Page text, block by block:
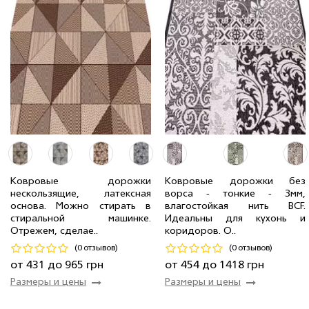
Ковровые дорожки
нескользящие, латексная
основа. Можно стирать в
стиральной машинке.
Отрежем, сделае..
(0 отзывов)
от 431 до 965 грн
Размеры и цены
1.00 м 7 мп 643 грн/мп
1.50 м 6 мп 965 грн/мп
0.80 м 514 грн/мп
1.20 м 5 мп
772 грн/мп
0.67 м
14 мп 431 грн/мп
Код 21455
Купить
Ковровые дорожки без
ворса - тонкие - 3мм,
влагостойкая нить BCF.
Идеальны для кухонь и
коридоров. О..
(0 отзывов)
от 454 до 1418 грн
Размеры и цены
0.80 м 8 мп 454 грн/мп
2.50 м 1 мп
1 418 грн/мп
1.20 м
1 мп 680 грн/мп
Код 19745
Купить